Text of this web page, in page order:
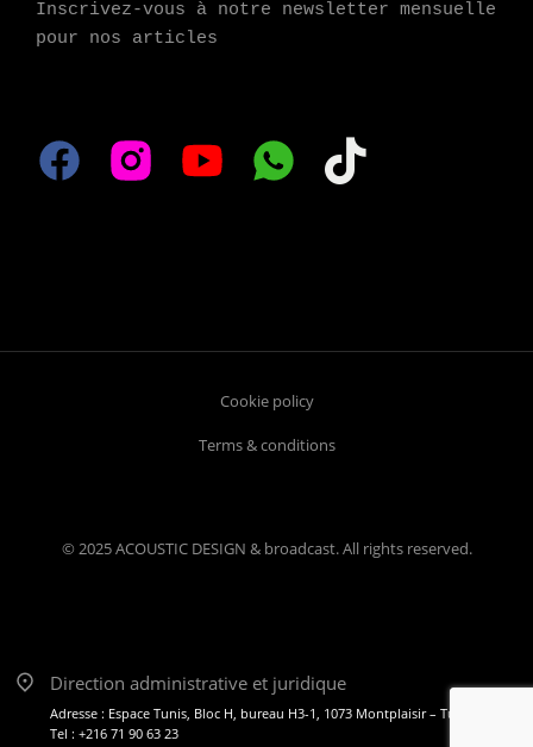
Inscrivez-vous à notre newsletter mensuelle
pour nos articles
© 2025 ACOUSTIC DESIGN & broadcast. All rights reserved.
Cookie policy
Terms & conditions
Direction administrative et juridique
Adresse : Espace Tunis, Bloc H, bureau H3-1, 1073 Montplaisir – Tunis
Tel : +216 71 90 63 23